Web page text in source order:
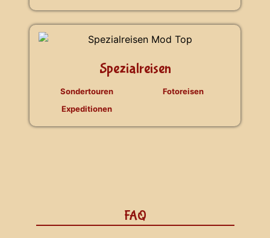
Spezialreisen
Sondertouren
Expeditionen
Fotoreisen
FAQ